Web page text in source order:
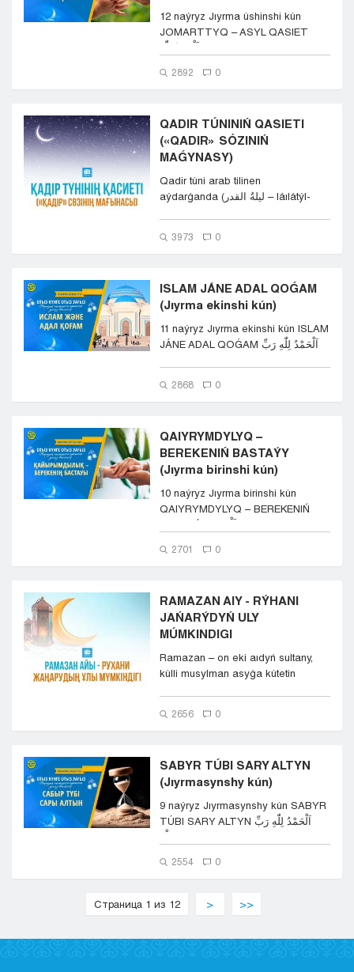
12 naýryz Jıyrma úshinshi kún
JOMARTTYQ – ASYL QASIET
2892 0
QADIR TÚNINIŃ QASIETI
(«QADIR» SÓZINIŃ
MAǴYNASY)
Qadir túni arab tilinen
aýdarǵanda (ليلةُ القدر – láılátýl-
3973 0
ISLAM JÁNE ADAL QOǴAM
(Jıyrma ekinshi kún)
11 naýryz Jıyrma ekinshi kún ISLAM
JÁNE ADAL QOǴAM اَلْحَمْدُ لِلّٰهِ رَبِّ
2868 0
QAIYRYMDYLYQ –
BEREKENIŃ BASTAÝY
(Jıyrma birinshi kún)
10 naýryz Jıyrma birinshi kún
QAIYRYMDYLYQ – BEREKENIŃ
2701 0
RAMAZAN AIY - RÝHANI
JAŃARÝDYŃ ULY
MÚMKINDIGI
Ramazan – on eki aıdyń sultany,
kúlli musylman asyǵa kútetin
2656 0
SABYR TÚBI SARY ALTYN
(Jıyrmasynshy kún)
9 naýryz Jıyrmasynshy kún SABYR
TÚBI SARY ALTYN اَلْحَمْدُ لِلّٰهِ رَبِّ
2554 0
Страница 1 из 12 > >>